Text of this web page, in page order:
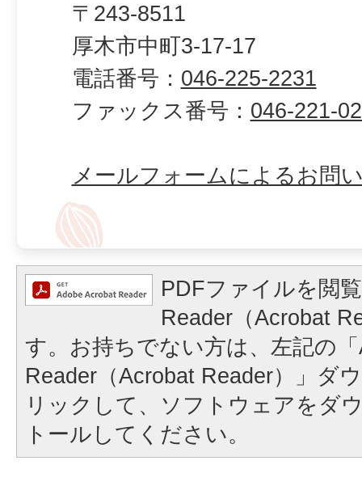
〒243-8511
厚木市中町3-17-17
電話番号： 046-225-2231
ファックス番号： 046-221-
メールフォームによるお問
PDFファイルを閲
Reader（Acrobat
す。お持ちでない方は、左記の
Reader（Acrobat Reader）」ダ
リックして、ソフトウェアをダ
トールしてください。